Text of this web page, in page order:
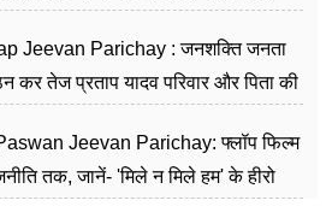
Jeevan Parichay : जनशक्ति जनता
कर तेज प्रताप यादव परिवार और पिता की
Jeevan Parichay: फ्लॉप फिल्म
तक, जानें- 'मिले न मिले हम' के हीरो